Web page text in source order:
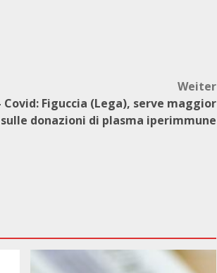
Weiter
Covid: Figuccia (Lega), serve maggior
donazioni di plasma iperimmune